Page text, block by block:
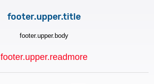
footer.upper.title
footer.upper.body
footer.upper.readmore